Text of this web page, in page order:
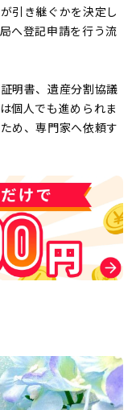
引き継ぐかを決定し
へ登記申請を行う流
明書、遺産分割協議
個人でも進められま
め、専門家へ依頼す